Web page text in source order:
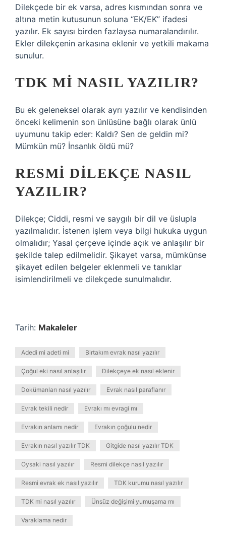
Dilekçede bir ek varsa, adres kısmından sonra ve
altına metin kutusunun soluna “EK/EK” ifadesi
yazılır. Ek sayısı birden fazlaysa numaralandırılır.
Ekler dilekçenin arkasına eklenir ve yetkili makama
sunulur.
TDK MI NASIL YAZILIR?
Bu ek geleneksel olarak ayrı yazılır ve kendisinden
önceki kelimenin son ünlüsüne bağlı olarak ünlü
uyumunu takip eder: Kaldı? Sen de geldin mi?
Mümkün mü? İnsanlık öldü mü?
RESMI DILEKÇE NASIL
YAZILIR?
Dilekçe; Ciddi, resmi ve saygılı bir dil ve üslupla
yazılmalıdır. İstenen işlem veya bilgi hukuka uygun
olmalıdır; Yasal çerçeve içinde açık ve anlaşılır bir
şekilde talep edilmelidir. Şikayet varsa, mümkünse
şikayet edilen belgeler eklenmeli ve tanıklar
isimlendirilmeli ve dilekçede sunulmalıdır.
Tarih: Makaleler
Adedi mi adeti mi Birtakım evrak nasıl yazılır
Çoğul eki nasıl anlaşılır Dilekçeye ek nasıl eklenir
Dokümanları nasıl yazılır Evrak nasıl paraflanır
Evrak tekili nedir Evrakı mı evragi mı
Evrakın anlamı nedir Evrakın çoğulu nedir
Evrakın nasıl yazılır TDK Gitgide nasıl yazılır TDK
Oysaki nasıl yazılır Resmi dilekçe nasıl yazılır
Resmi evrak ek nasıl yazılır TDK kurumu nasıl yazılır
TDK mi nasıl yazılır Ünsüz değişimi yumuşama mı
Varaklama nedir